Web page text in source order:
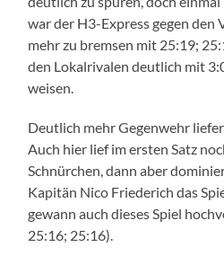
war der H3-Express gegen den
mehr zu bremsen mit 25:19;
den Lokalrivalen deutlich mit
weisen.
Deutlich mehr Gegenwehr
Auch hier lief im ersten Satz
Schnürchen, dann aber
Kapitän Nico Friederich das
gewann auch dieses Spiel
25:16; 25:16).